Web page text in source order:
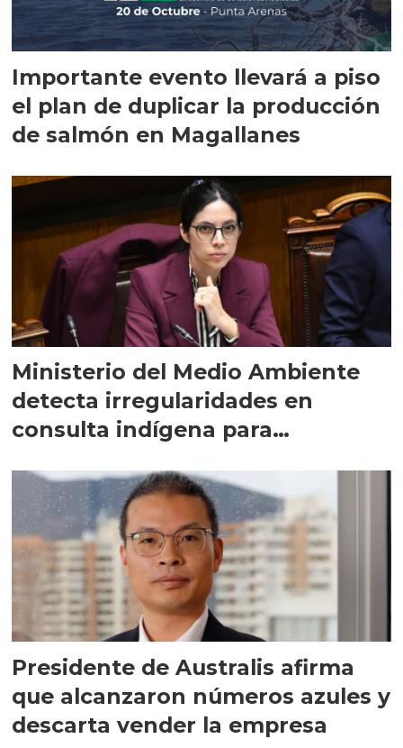
Importante evento llevará a piso
el plan de duplicar la producción
de salmón en Magallanes
Ministerio del Medio Ambiente
detecta irregularidades en
consulta indígena para
Presidente de Australis afirma
que alcanzaron números azules y
descarta vender la empresa